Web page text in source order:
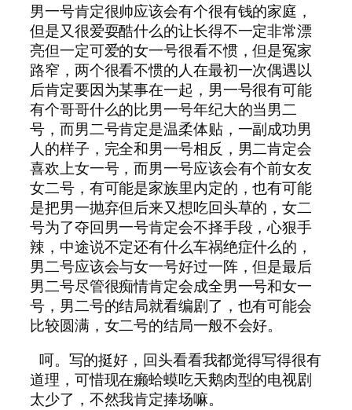
男一号肯定很帅应该会有个很有钱的家庭，
但是又很爱耍酷什么的让长得不一定非常漂
亮但一定可爱的女一号很看不惯，但是冤家
路窄，两个很看不惯的人在最初一次偶遇以
后肯定要因为某事在一起，男一号很有可能
有个哥哥什么的比男一号年纪大的当男二
号，而男二号肯定是温柔体贴，一副成功男
人的样子，完全和男一号相反，男二肯定会
喜欢上女一号，而男一号应该会有个前女友
女二号，有可能是家族里内定的，也有可能
是把男一抛弃但后来又想吃回头草的，女二
号为了夺回男一号肯定会不择手段，心狠手
辣，中途说不定还有什么车祸绝症什么的，
男二号应该会与女一号好过一阵，但是最后
男二号尽管很痴情肯定会成全男一号和女一
号，男二号的结局就看编剧了，也有可能会
比较圆满，女二号的结局一般不会好。
呵。写的挺好，回头看看我都觉得写得很有
道理，可惜现在癞蛤蟆吃天鹅肉型的电视剧
太少了，不然我肯定捧场嘛。